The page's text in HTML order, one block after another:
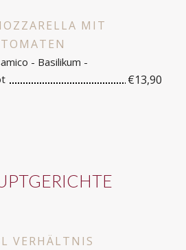
MIT
- Basilikum -
€13,90
VERHÄLTNIS